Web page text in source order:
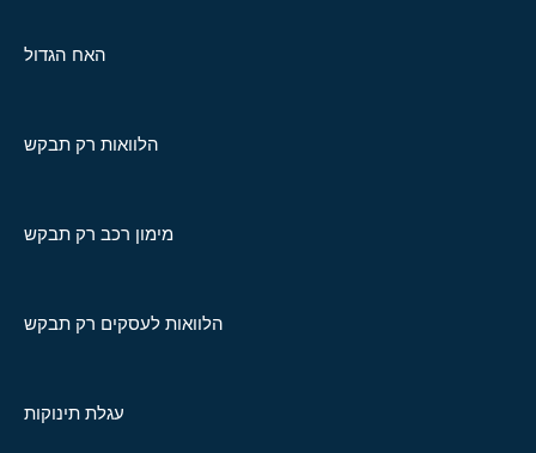
האח הגדול
הלוואות רק תבקש
מימון רכב רק תבקש
הלוואות לעסקים רק תבקש
עגלת תינוקות